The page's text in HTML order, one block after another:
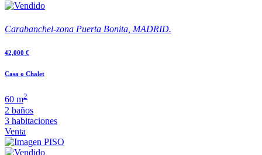
Carabanchel-zona Puerta Bonita, MADRID.
42,000 €
Casa o Chalet
60 m2
2 baños
3 habitaciones
Venta